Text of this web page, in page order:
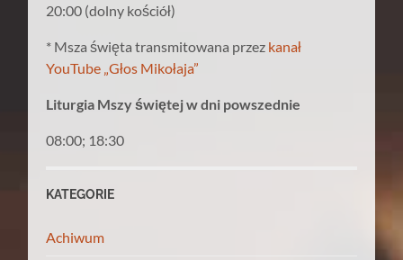
20:00 (dolny kościół)
* Msza święta transmitowana przez kanał
YouTube „Głos Mikołaja”
Liturgia Mszy świętej w dni powszednie
08:00; 18:30
KATEGORIE
Achiwum